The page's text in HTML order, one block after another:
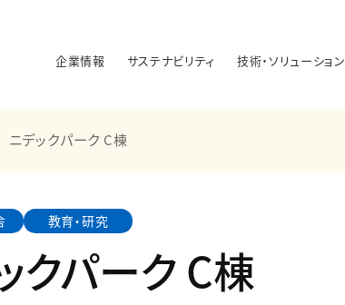
企業情報 サステナビリティ 技術・ソリューション
ニデックパーク C棟
教育・研究
クパーク C棟